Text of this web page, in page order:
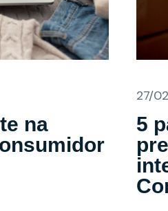
na
27/
5